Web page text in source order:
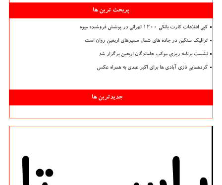
پربحث ترین ها
کپی اطلاعات کارت بانکی ۱۲۰۰ تهرانی در پوشش فروشنده میوه
ترافیک سنگین در جاده های شمال مسیرهای اربعین روان است
نشست برنامه ریزی موکب جاماندگان اربعین برگزار شد
گردهمایی نازی آبادی ها برای اکبر عبدی به همراه عکس
جدیدترین ها